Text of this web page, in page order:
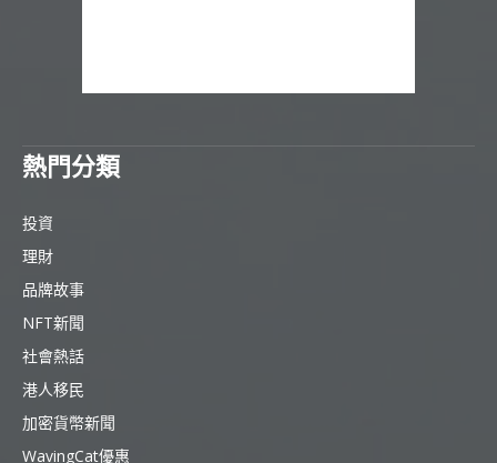
熱門分類
投資
理財
品牌故事
NFT新聞
社會熱話
港人移民
加密貨幣新聞
WavingCat優惠